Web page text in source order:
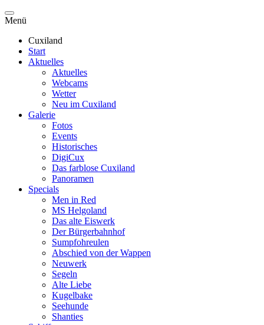
Menü
Cuxiland
Start
Aktuelles
Aktuelles
Webcams
Wetter
Neu im Cuxiland
Galerie
Fotos
Events
Historisches
DigiCux
Das farblose Cuxiland
Panoramen
Specials
Men in Red
MS Helgoland
Das alte Eiswerk
Der Bürgerbahnhof
Sumpfohreulen
Abschied von der Wappen
Neuwerk
Segeln
Alte Liebe
Kugelbake
Seehunde
Shanties